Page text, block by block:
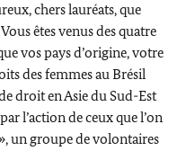
chers lauréats, que
êtes venus des quatre
vos pays d’origine, votre
des femmes au Brésil
droit en Asie du Sud-Est
l’action de ceux que l’on
un groupe de volontaires